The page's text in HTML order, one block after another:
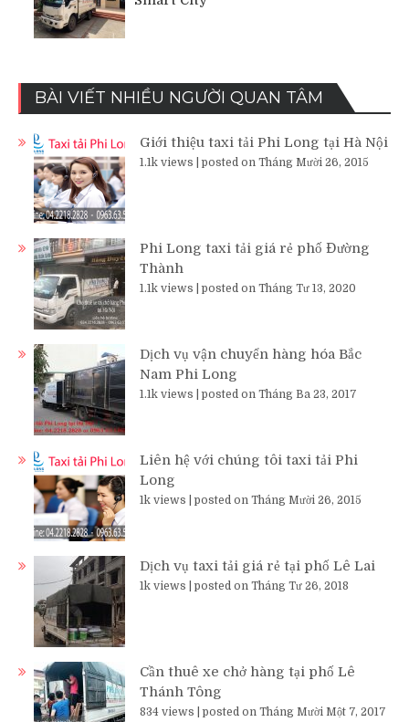
BÀI VIẾT NHIỀU NGƯỜI QUAN TÂM
Giới thiệu taxi tải Phi Long tại Hà Nội
1.1k views posted on Tháng Mười 26, 2015
Phi Long taxi tải giá rẻ phố Đường
Thành
1.1k views posted on Tháng Tư 13, 2020
Dịch vụ vận chuyển hàng hóa Bắc
Nam Phi Long
1.1k views posted on Tháng Ba 23, 2017
Liên hệ với chúng tôi taxi tải Phi
Long
1k views posted on Tháng Mười 26, 2015
Dịch vụ taxi tải giá rẻ tại phố Lê Lai
1k views posted on Tháng Tư 26, 2018
Cần thuê xe chở hàng tại phố Lê
Thánh Tông
834 views posted on Tháng Mười Một 7, 2017